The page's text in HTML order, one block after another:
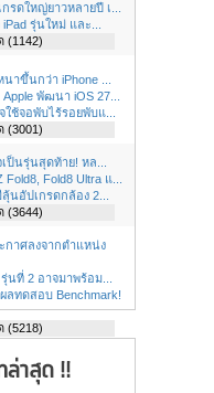
รดใหญ่ยาวหลายปี เ...
รุ่นใหม่ และ...
(1142)
าขึ้นกว่า iPhone ...
พัฒนา iOS 27...
ใช้จอพับไร้รอยพับแ...
(3001)
ป็นรุ่นสุดท้าย! หล...
Fold8 Ultra แ...
นอัปเกรดกล้อง 2...
(3644)
กาศลงจากตำแหน่ง
นที่ 2 อาจมาพร้อม...
ลทดสอบ Benchmark!
(5218)